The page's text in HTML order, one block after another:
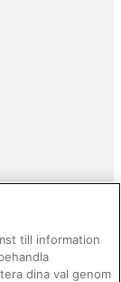
till information
dina val genom